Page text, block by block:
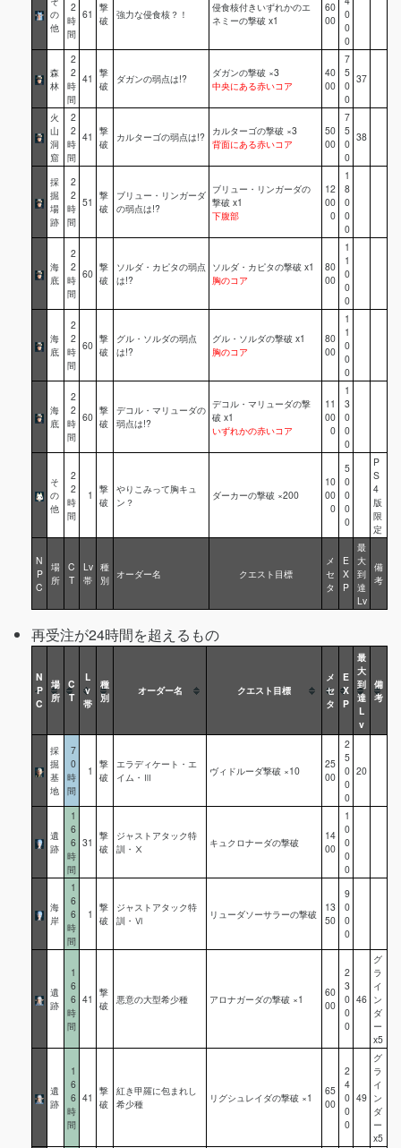
N
P
C
場
所
C
T
Lv
帯
種
別 オーダー名 クエスト目標
メ
セ
タ
E
X
P
最
大
到
達
Lv
備
考
の
他
2
時
間
61
撃
破
強力な侵食核？！
侵食核付きいずれかのエ
ネミーの撃破 x1
60
00
0
0
0
森
林
2
2
時
間
41 撃
破
ダガンの弱点は!?
ダガンの撃破 ×3
中央にある赤いコア
40
00
7
5
0
0
37
火
山
洞
窟
2
2
時
間
41 撃
破
カルターゴの弱点は!?
カルターゴの撃破 ×3
背面にある赤いコア
50
00
7
5
0
0
38
採
掘
場
跡
2
2
時
間
51
撃
破
ブリュー・リンガーダ
の弱点は!?
ブリュー・リンガーダの
撃破 x1
下腹部
12
00
0
1
8
0
0
0
海
底
2
2
時
間
60
撃
破
ソルダ・カピタの弱点
は!?
ソルダ・カピタの撃破 x1
胸のコア
80
00
1
1
0
0
0
海
底
2
2
時
間
60
撃
破
グル・ソルダの弱点
は!?
グル・ソルダの撃破 x1
胸のコア
80
00
1
1
0
0
0
海
底
2
2
時
間
60
撃
破
デコル・マリューダの
弱点は!?
デコル・マリューダの撃
破 x1
いずれかの赤いコア
11
00
0
1
3
0
0
0
そ
の
他
2
2
時
間
1 撃
破
やりこみって胸キュ
ン？
ダーカーの撃破 ×200
10
00
0
5
0
0
0
0
P
S
4
版
限
定
再受注が24時間を超えるもの
N
P
C
場
所
C
T
L
v
帯
種
別
オーダー名 クエスト目標
メ
セ
タ
E
X
P
最
大
到
達
L
v
備
考
採
掘
基
地
7
0
時
間
1
撃
破
エラディケート・エ
イム・Ⅲ
ヴィドルーダ撃破 ×10
25
00
2
5
0
0
0
20
遺
跡
1
6
6
時
間
31
撃
破
ジャストアタック特
訓・Ⅹ
キュクロナーダの撃破
14
00
1
0
0
0
0
海
岸
1
6
6
時
間
1
撃
破
ジャストアタック特
訓・Ⅵ
リューダソーサラーの撃破
13
50
9
0
0
0
遺
跡
1
6
6
時
間
41
撃
破
悪意の大型希少種 アロナガーダの撃破 ×1
60
00
2
3
0
0
0
46
グ
ラ
イ
ン
ダ
ー
x5
遺
跡
1
6
6
時
間
41
撃
破
紅き甲羅に包まれし
希少種
リグシュレイダの撃破 ×1
65
00
2
4
0
0
0
49
グ
ラ
イ
ン
ダ
ー
x5